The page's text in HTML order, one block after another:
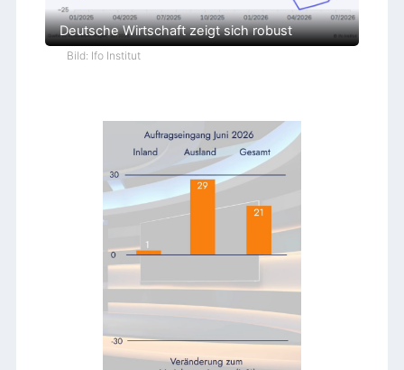
Deutsche Wirtschaft zeigt sich robust
Bild: Ifo Institut